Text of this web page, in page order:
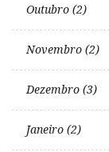
Outubro (2)
Novembro (2)
Dezembro (3)
Janeiro (2)